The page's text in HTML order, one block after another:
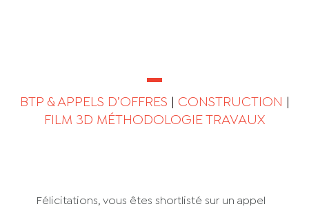
BTP & APPELS D’OFFRES CONSTRUCTION
FILM 3D MÉTHODOLOGIE TRAVAUX
Félicitations, vous êtes shortlisté sur un appel